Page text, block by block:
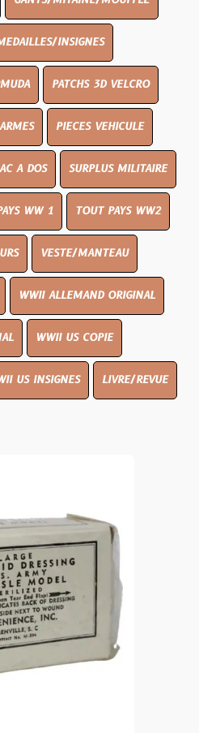
INSIGNES
PATCHS 3D VELCRO
PIECES VEHICULE
A DOS SURPLUS MILITAIRE
WW 1 TOUT PAYS WW2
VESTE/MANTEAU
WWII ALLEMAND ORIGINAL
WWII US COPIE
US INSIGNES LIVRE/REVUE